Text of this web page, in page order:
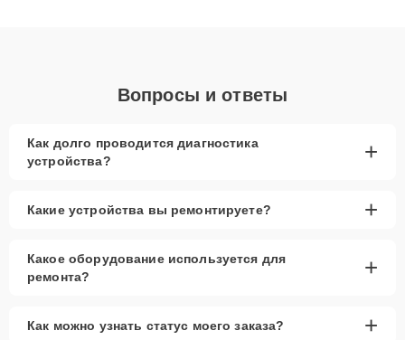
Вопросы и ответы
Как долго проводится диагностика
устройства?
+
Какие устройства вы ремонтируете? +
Какое оборудование используется для
ремонта?
+
Как можно узнать статус моего заказа? +